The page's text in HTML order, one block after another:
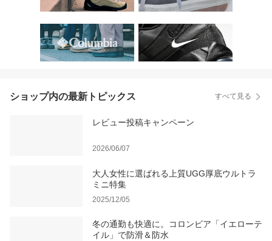
ショップ内の最新トピックス すべて見る
レビュー投稿キャンペーン
2026/06/07
大人女性に選ばれる上質UGG厚底ウルトラ
ミニ特集
2025/12/05
冬の通勤も快適に。コロンビア「イエローテ
イル」で防滑＆防水